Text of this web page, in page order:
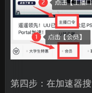
第四步：在加速器